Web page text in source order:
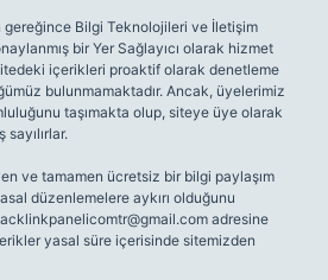
gereğince Bilgi Teknolojileri ve İletişim
bir Yer Sağlayıcı olarak hizmet
içerikleri proaktif olarak denetleme
bulunmamaktadır. Ancak, üyelerimiz
taşımakta olup, siteye üye olarak
ve tamamen ücretsiz bir bilgi paylaşım
düzenlemelere aykırı olduğunu
adresine
yasal süre içerisinde sitemizden